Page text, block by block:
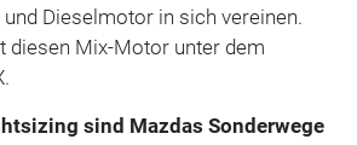
Dieselmotor in sich vereinen.
diesen Mix-Motor unter dem
sind Mazdas Sonderwege